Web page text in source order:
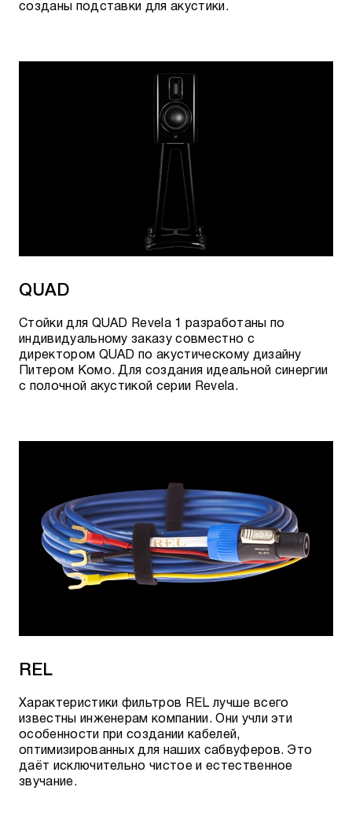
созданы подставки для акустики.
QUAD
Стойки для QUAD Revela 1 разработаны по
индивидуальному заказу совместно с
директором QUAD по акустическому дизайну
Питером Комо. Для создания идеальной синергии
с полочной акустикой серии Revela.
REL
Характеристики фильтров REL лучше всего
известны инженерам компании. Они учли эти
особенности при создании кабелей,
оптимизированных для наших сабвуферов. Это
даёт исключительно чистое и естественное
звучание.